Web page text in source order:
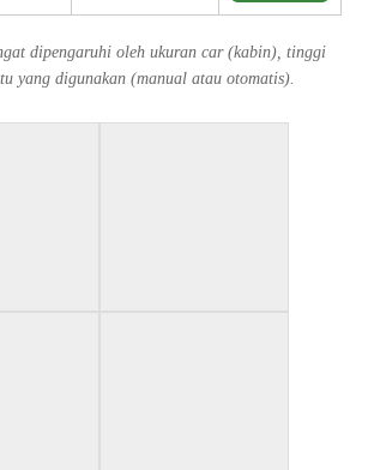
dipengaruhi oleh ukuran car (kabin), tinggi
yang digunakan (manual atau otomatis).